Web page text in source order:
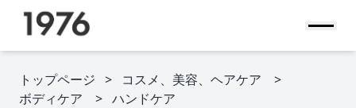
トップページ
コスメ、美容、ヘアケア
ボディケア
ハンドケア